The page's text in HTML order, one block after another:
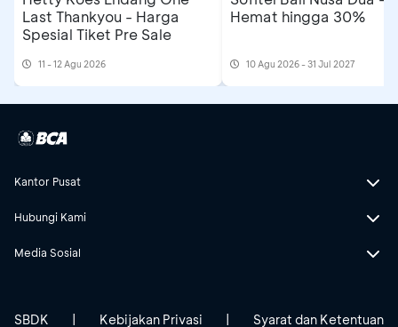
Last Thankyou - Harga
Spesial Tiket Pre Sale
11 - 12 Agu 2026
Hemat hingga 30%
10 Agu 2026 - 31 Jul 2027
Kantor Pusat
Hubungi Kami
Media Sosial
SBDK Kebijakan Privasi Syarat dan Ketentuan